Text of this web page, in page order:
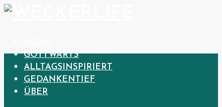
GOTTWÄRTS
ALLTAGSINSPIRIERT
GEDANKENTIEF
ÜBER